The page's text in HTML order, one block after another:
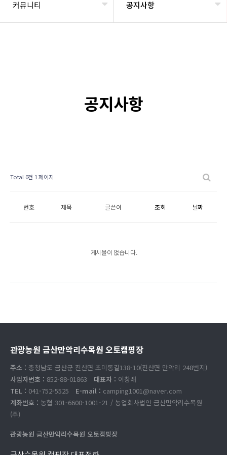
커뮤니티 공지사항
공지사항
Total 0건 1 페이지
번호 제목 글쓴이 조회 날짜
게시물이 없습니다.
관광농원 금산만악리수목원 오토캠핑장
주소 : 충청남도 금산군 진산면 초미동길138-10(진산면 만악리 248번지)
사업자번호 : 852-88-01863 대표자 : 이창래
TEL : 041-752-5525 E-mail : camping1001@naver.com
계좌번호 : 농협 301-6600-1001-21 / 농업회사법인 금산만악리수목원
(주)
관광농원 금산만악리수목원 오토캠핑장